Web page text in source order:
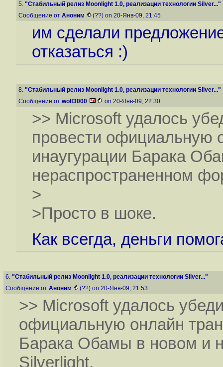
5. "Стабильный релиз Moonlight 1.0, реализации технологии Silver..."
Сообщение от Аноним (??) on 20-Янв-09, 21:45
им сделали
отказаться :)
8. "Стабильный релиз Moonlight 1.0, реализации технологии Silver..."
Сообщение от wolf3000 on 20-Янв-09, 22:30
>> Microsoft удалось
провести официальную
инаугурации Барака
нераспространенном
>
>Просто в шоке.
Как всегда, деньги
6. "Стабильный релиз Moonlight 1.0, реализации технологии Silver..."
Сообщение от Аноним (??) on 20-Янв-09, 21:53
>> Microsoft удалось
официальную онлайн
Барака Обамы в новом и
Silverlight.